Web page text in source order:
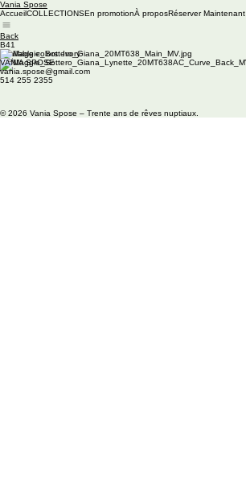
Vania Spose
AccueilCOLLECTIONSEn promotionÀ proposRéserver Maintenant
Back
B41
Available colors: Ivory
VANIA SPOSE
vania.spose@gmail.com
514 255 2355
© 2026 Vania Spose – Trente ans de rêves nuptiaux.